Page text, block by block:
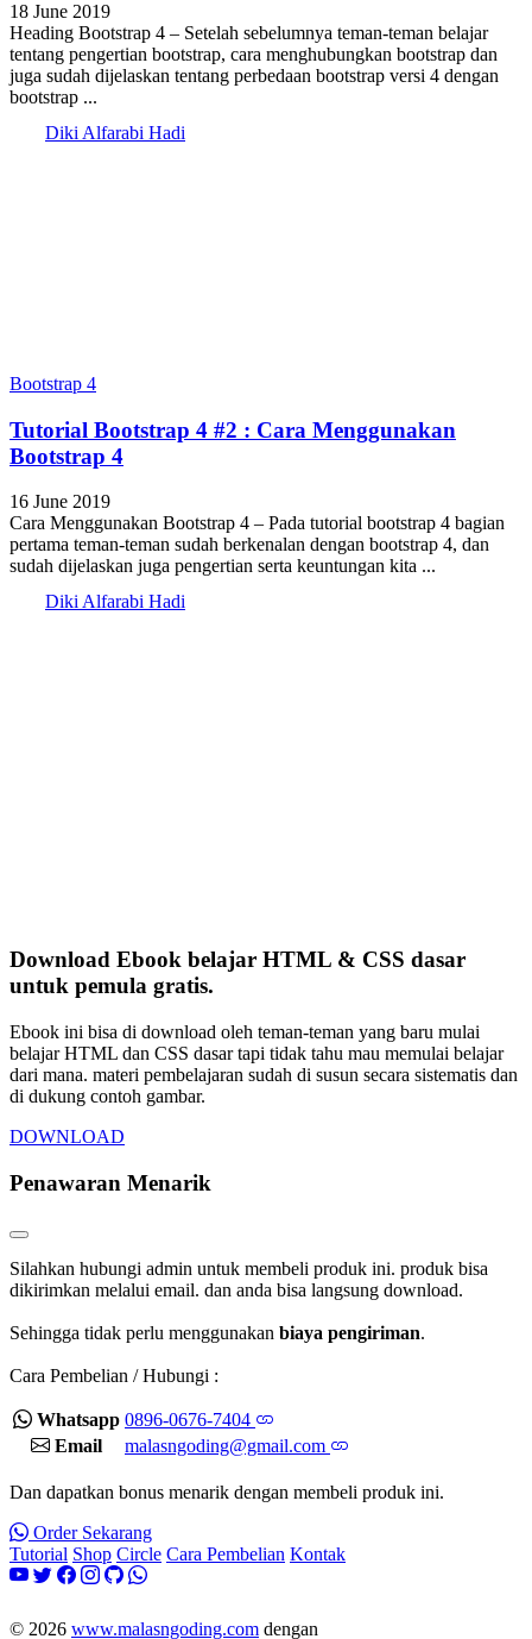
18 June 2019
Heading Bootstrap 4 – Setelah sebelumnya teman-teman belajar
tentang pengertian bootstrap, cara menghubungkan bootstrap dan
juga sudah dijelaskan tentang perbedaan bootstrap versi 4 dengan
bootstrap ...
Diki Alfarabi Hadi
Bootstrap 4
Tutorial Bootstrap 4 #2 : Cara Menggunakan
Bootstrap 4
16 June 2019
Cara Menggunakan Bootstrap 4 – Pada tutorial bootstrap 4 bagian
pertama teman-teman sudah berkenalan dengan bootstrap 4, dan
sudah dijelaskan juga pengertian serta keuntungan kita ...
Diki Alfarabi Hadi
Download Ebook belajar HTML & CSS dasar
untuk pemula gratis.
Ebook ini bisa di download oleh teman-teman yang baru mulai
belajar HTML dan CSS dasar tapi tidak tahu mau memulai belajar
dari mana. materi pembelajaran sudah di susun secara sistematis dan
di dukung contoh gambar.
DOWNLOAD
Penawaran Menarik
Silahkan hubungi admin untuk membeli produk ini. produk bisa
dikirimkan melalui email. dan anda bisa langsung download.
Sehingga tidak perlu menggunakan biaya pengiriman.
Cara Pembelian / Hubungi :
Whatsapp 0896-0676-7404
Email
malasngoding@gmail.com
Dan dapatkan bonus menarik dengan membeli produk ini.
Order Sekarang
Tutorial Shop Circle Cara Pembelian Kontak
© 2026 www.malasngoding.com dengan